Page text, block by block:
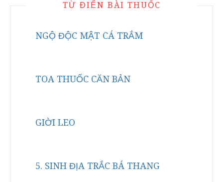
TỪ ĐIỂN BÀI THUỐC
NGỘ ĐỘC MẬT CÁ TRẮM
TOA THUỐC CĂN BẢN
GIỜI LEO
5. SINH ĐỊA TRẮC BÁ THANG